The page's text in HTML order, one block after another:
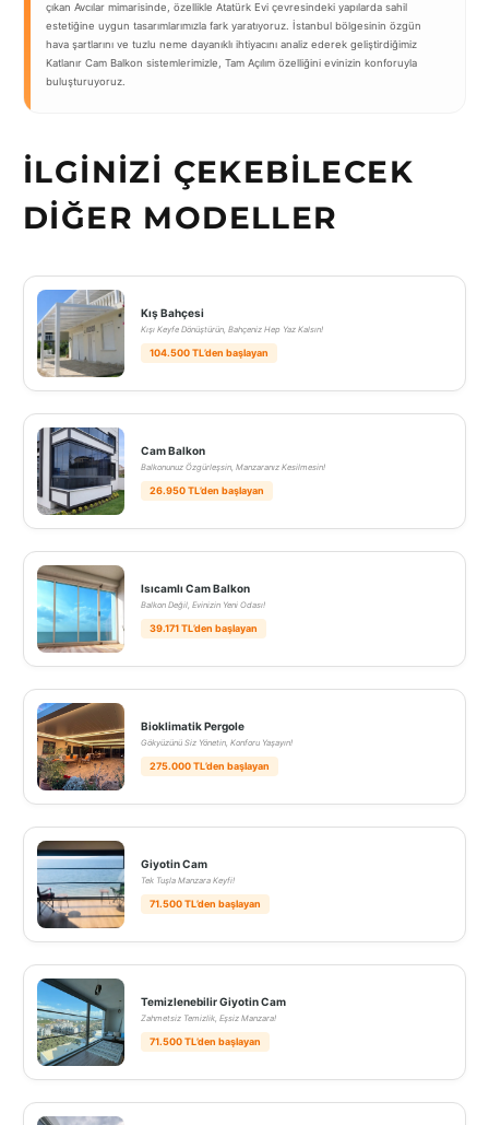
çıkan Avcılar mimarisinde, özellikle Atatürk Evi çevresindeki yapılarda sahil
estetiğine uygun tasarımlarımızla fark yaratıyoruz. İstanbul bölgesinin özgün
hava şartlarını ve tuzlu neme dayanıklı ihtiyacını analiz ederek geliştirdiğimiz
Katlanır Cam Balkon sistemlerimizle, Tam Açılım özelliğini evinizin konforuyla
buluşturuyoruz.
İLGINIZI ÇEKEBILECEK
DIĞER MODELLER
Kış Bahçesi
Kışı Keyfe Dönüştürün, Bahçeniz Hep Yaz Kalsın!
104.500 TL’den başlayan
Cam Balkon
Balkonunuz Özgürleşsin, Manzaranız Kesilmesin!
26.950 TL’den başlayan
Isıcamlı Cam Balkon
Balkon Değil, Evinizin Yeni Odası!
39.171 TL’den başlayan
Bioklimatik Pergole
Gökyüzünü Siz Yönetin, Konforu Yaşayın!
275.000 TL’den başlayan
Giyotin Cam
Tek Tuşla Manzara Keyfi!
71.500 TL’den başlayan
Temizlenebilir Giyotin Cam
Zahmetsiz Temizlik, Eşsiz Manzara!
71.500 TL’den başlayan